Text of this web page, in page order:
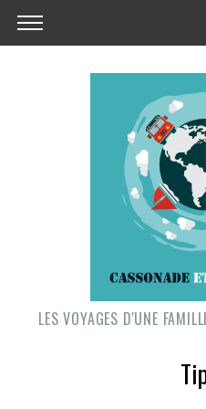
LES VOYAGES D'UNE